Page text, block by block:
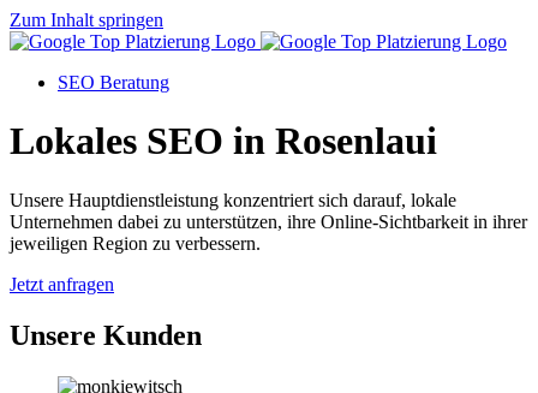
Zum Inhalt springen
SEO Beratung
Lokales SEO in Rosenlaui
Unsere Hauptdienstleistung konzentriert sich darauf, lokale
Unternehmen dabei zu unterstützen, ihre Online-Sichtbarkeit in ihrer
jeweiligen Region zu verbessern.
Jetzt anfragen
Unsere Kunden